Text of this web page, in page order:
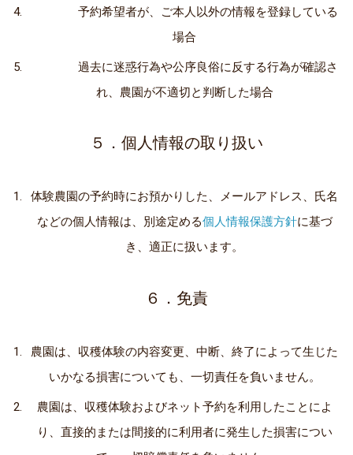
予約希望者が、ご本人以外の情報を登録している
場合
過去に迷惑行為や公序良俗に反する行為が確認さ
れ、農園が不適切と判断した場合
５．個人情報の取り扱い
体験農園の予約時にお預かりした、メールアドレス、氏名
などの個人情報は、別途定める個人情報保護方針に基づ
き、適正に扱います。
６．免責
農園は、収穫体験の内容変更、中断、終了によって生じた
いかなる損害についても、一切責任を負いません。
農園は、収穫体験およびネット予約を利用したことによ
り、直接的または間接的に利用者に発生した損害につい